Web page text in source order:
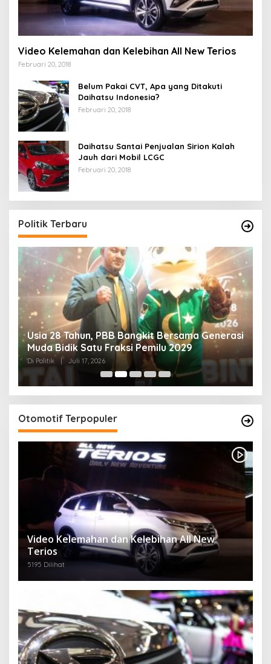
Video Kelemahan dan Kelebihan All New Terios
Februari 20, 2018
Belum Pakai CVT, Apa yang Ditakuti
Daihatsu Indonesia?
Februari 20, 2018
Daihatsu Santai Penjualan Sirion Kalah
Jauh dari Mobil LCGC
Februari 20, 2018
Politik Terbaru
Usia 28 Tahun, PBB Bangkit Bersama Generasi
Muda Bidik Satu Fraksi Pemilu 2029
Di Politik | Juli 17, 2026
Otomotif Terpopuler
Video Kelemahan dan Kelebihan All New
Terios
5195 Dilihat